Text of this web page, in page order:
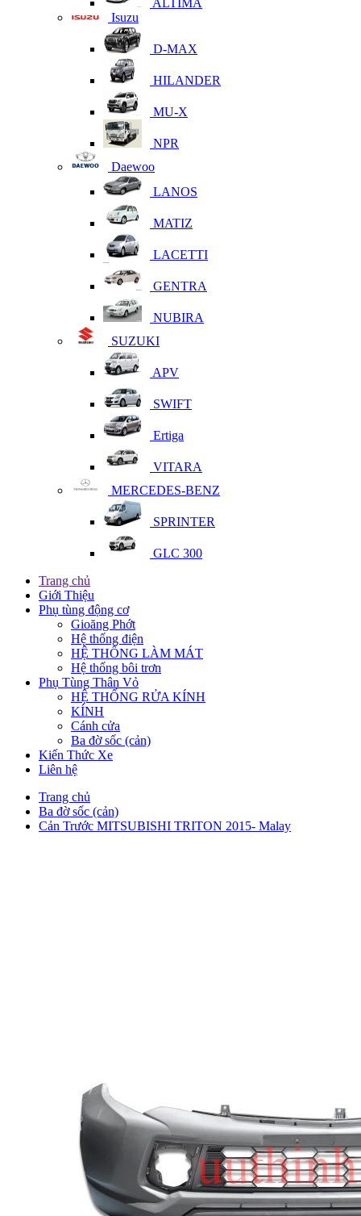
ALTIMA
Isuzu
D-MAX
HILANDER
MU-X
NPR
Daewoo
LANOS
MATIZ
LACETTI
GENTRA
NUBIRA
SUZUKI
APV
SWIFT
Ertiga
VITARA
MERCEDES-BENZ
SPRINTER
GLC 300
Trang chủ
Giới Thiệu
Phụ tùng động cơ
Gioăng Phớt
Hệ thống điện
HỆ THỐNG LÀM MÁT
Hệ thống bôi trơn
Phụ Tùng Thân Vỏ
HỆ THỐNG RỬA KÍNH
KÍNH
Cánh cửa
Ba đờ sốc (cản)
Kiến Thức Xe
Liên hệ
Trang chủ
Ba đờ sốc (cản)
Cản Trước MITSUBISHI TRITON 2015- Malay